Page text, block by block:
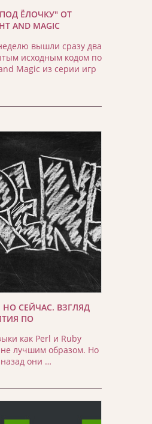
ЁЛОЧКУ" ОТ
AND MAGIC
вышли сразу два
исходным кодом по
Magic из серии игр
СЕЙЧАС. ВЗГЛЯД
ПО
как Perl и Ruby
не лучшим образом. Но
они …